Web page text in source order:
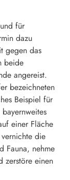
für
dazu
gegen das
beide
angereist.
bezeichneten
Beispiel für
einer Fläche
die
Fauna, nehme
zerstöre einen